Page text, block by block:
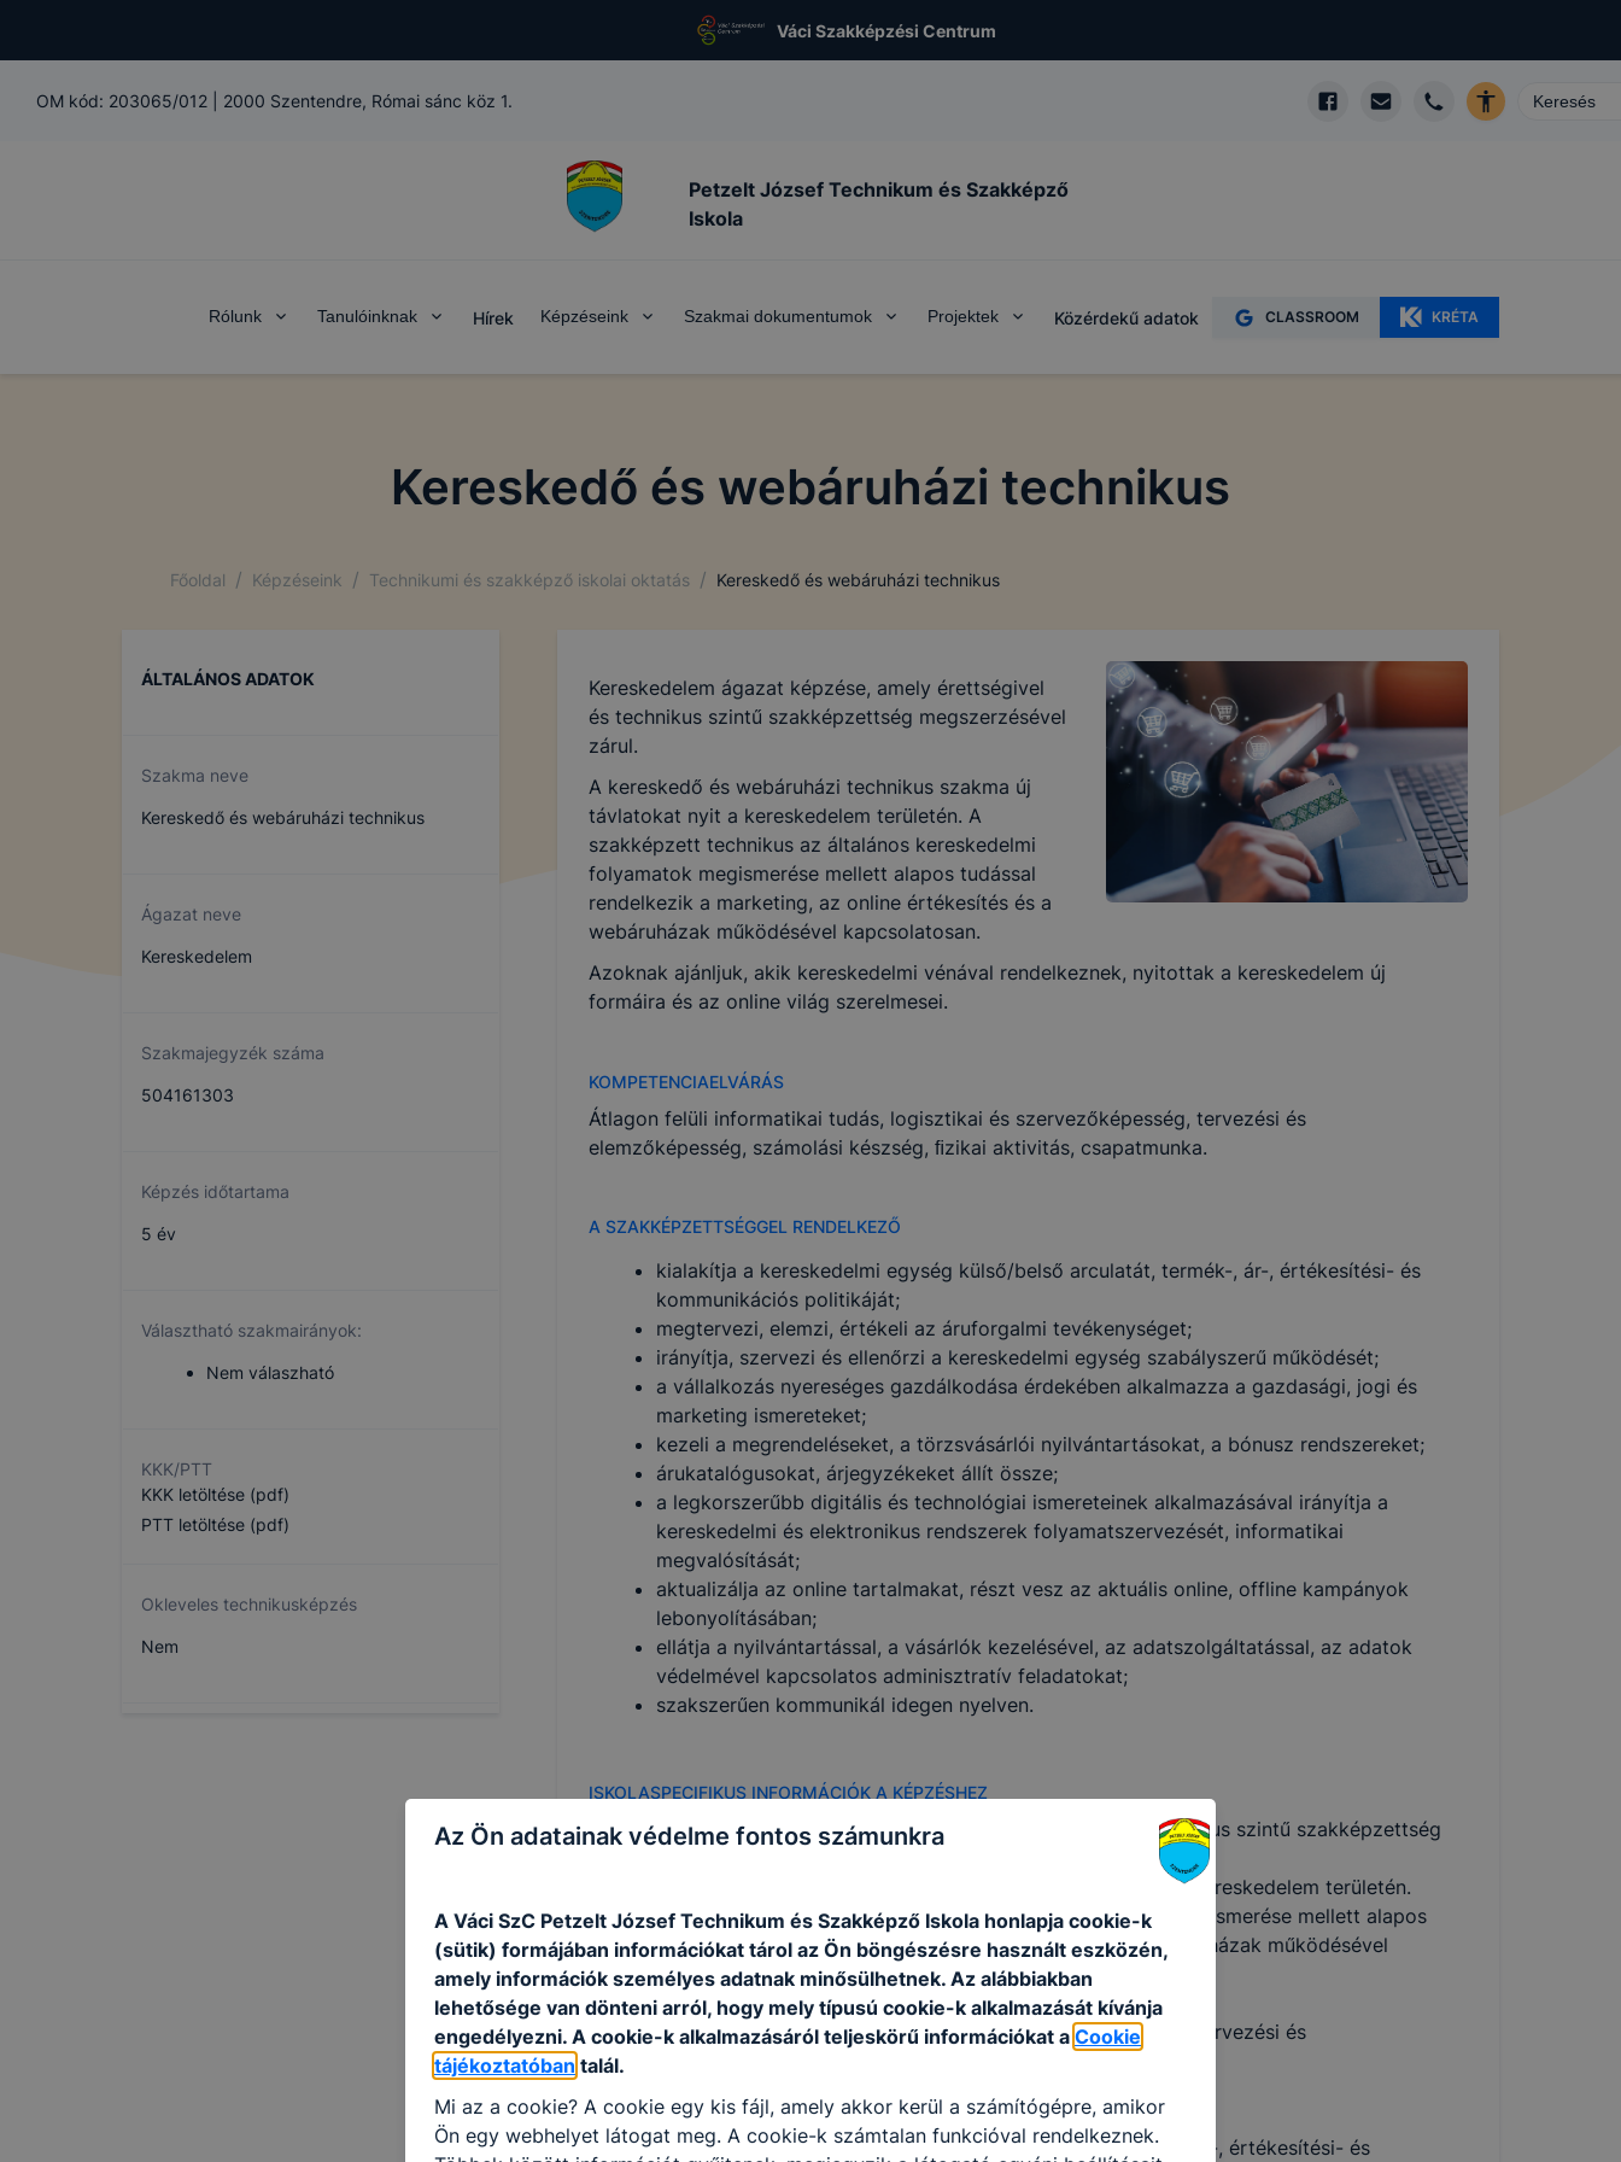
Váci Szakképzési Centrum
OM kód: 203065/012 2000 Szentendre, Római sánc köz 1.
Petzelt József Technikum és Szakképző
Iskola
Rólunk Tanulóinknak Hírek Képzéseink Szakmai dokumentumok Projektek Közérdekű adatok CLASSROOM KRÉTA
Kereskedő és webáruházi technikus
Főoldal / Képzéseink / Technikumi és szakképző iskolai oktatás / Kereskedő és webáruházi technikus
ÁLTALÁNOS ADATOK
Szakma neve
Kereskedő és webáruházi technikus
Ágazat neve
Kereskedelem
Szakmajegyzék száma
504161303
Képzés időtartama
5 év
Választható szakmairányok:
Nem válaszható
KKK/PTT
KKK letöltése (pdf)
PTT letöltése (pdf)
Okleveles technikusképzés
Nem
Kereskedelem ágazat képzése, amely érettségivel
és technikus szintű szakképzettség megszerzésével
zárul.
A kereskedő és webáruházi technikus szakma új
távlatokat nyit a kereskedelem területén. A
szakképzett technikus az általános kereskedelmi
folyamatok megismerése mellett alapos tudással
rendelkezik a marketing, az online értékesítés és a
webáruházak működésével kapcsolatosan.
Azoknak ajánljuk, akik kereskedelmi vénával rendelkeznek, nyitottak a kereskedelem új
formáira és az online világ szerelmesei.
KOMPETENCIAELVÁRÁS
Átlagon felüli informatikai tudás, logisztikai és szervezőképesség, tervezési és
elemzőképesség, számolási készség, ﬁzikai aktivitás, csapatmunka.
A SZAKKÉPZETTSÉGGEL RENDELKEZŐ
kialakítja a kereskedelmi egység külső/belső arculatát, termék-, ár-, értékesítési- és
kommunikációs politikáját;
megtervezi, elemzi, értékeli az áruforgalmi tevékenységet;
irányítja, szervezi és ellenőrzi a kereskedelmi egység szabályszerű működését;
a vállalkozás nyereséges gazdálkodása érdekében alkalmazza a gazdasági, jogi és
marketing ismereteket;
kezeli a megrendeléseket, a törzsvásárlói nyilvántartásokat, a bónusz rendszereket;
árukatalógusokat, árjegyzékeket állít össze;
a legkorszerűbb digitális és technológiai ismereteinek alkalmazásával irányítja a
kereskedelmi és elektronikus rendszerek folyamatszervezését, informatikai
megvalósítását;
aktualizálja az online tartalmakat, részt vesz az aktuális online, offline kampányok
lebonyolításában;
ellátja a nyilvántartással, a vásárlók kezelésével, az adatszolgáltatással, az adatok
védelmével kapcsolatos adminisztratív feladatokat;
szakszerűen kommunikál idegen nyelven.
ISKOLASPECIFIKUS INFORMÁCIÓK A KÉPZÉSHEZ
Kereskedelem ágazat 5 éves képzése, amely érettségivel és technikus szintű szakképzettség
A kereskedő és webáruházi technikus szakma új távlatokat nyit a kereskedelem területén.
A szakképzett technikus az általános kereskedelmi folyamatok megismerése mellett alapos
tudással rendelkezik a marketing, az online értékesítés és a webáruházak működésével
kapcsolatosan.
Kompetenciaelvárás
Átlagon felüli informatikai tudás, logisztikai és szervezőképesség, tervezési és
elemzőképesség,
A szakképzettséggel rendelkező
• kialakítja a kereskedelmi egység külső/belső arculatát, termék-, ár-, értékesítési- és
Az Ön adatainak védelme fontos számunkra
A Váci SzC Petzelt József Technikum és Szakképző Iskola honlapja cookie-k
(sütik) formájában információkat tárol az Ön böngészésre használt eszközén,
amely információk személyes adatnak minősülhetnek. Az alábbiakban
lehetősége van dönteni arról, hogy mely típusú cookie-k alkalmazását kívánja
engedélyezni. A cookie-k alkalmazásáról teljeskörű információkat a Cookie
tájékoztatóban talál.
Mi az a cookie? A cookie egy kis fájl, amely akkor kerül a számítógépre, amikor
Ön egy webhelyet látogat meg. A cookie-k számtalan funkcióval rendelkeznek.